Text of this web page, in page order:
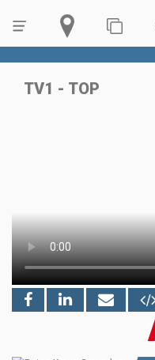
TV1 - TOP